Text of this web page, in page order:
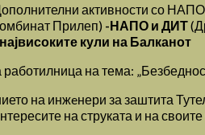
активности со
Прилеп) -НАПО и ДИТ
кули на Балканот
на тема:
на инжeнери за заштита
на струката и на